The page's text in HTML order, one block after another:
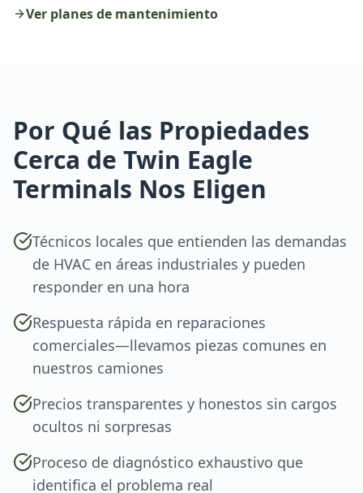
Ver planes de mantenimiento
Por Qué las Propiedades
Cerca de Twin Eagle
Terminals Nos Eligen
Técnicos locales que entienden las demandas
de HVAC en áreas industriales y pueden
responder en una hora
Respuesta rápida en reparaciones
comerciales—llevamos piezas comunes en
nuestros camiones
Precios transparentes y honestos sin cargos
ocultos ni sorpresas
Proceso de diagnóstico exhaustivo que
identifica el problema real